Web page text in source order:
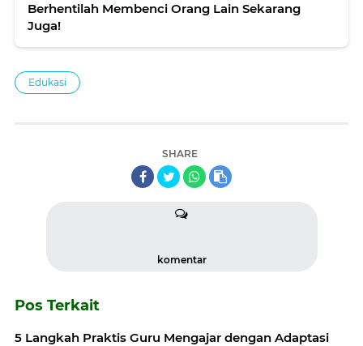
Berhentilah Membenci Orang Lain Sekarang
Juga!
Edukasi
SHARE
komentar
Pos Terkait
5 Langkah Praktis Guru Mengajar dengan Adaptasi